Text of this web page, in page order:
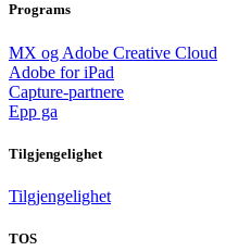
Programs
MX og Adobe Creative Cloud
Adobe for iPad
Capture-partnere
Epp ga
Tilgjengelighet
Tilgjengelighet
TOS